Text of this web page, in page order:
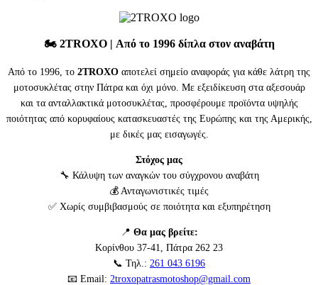
🏍️ 2TROXO| Από το 1996 δίπλα στον αναβάτη
Από το 1996, το 2TROXO αποτελεί σημείο αναφοράς για κάθε λάτρη της
μοτοσυκλέτας στην Πάτρα και όχι μόνο. Με εξειδίκευση στα αξεσουάρ
και τα ανταλλακτικά μοτοσυκλέτας, προσφέρουμε προϊόντα υψηλής
ποιότητας από κορυφαίους κατασκευαστές της Ευρώπης και της Αμερικής,
με δικές μας εισαγωγές.
Στόχος μας
🔧 Κάλυψη των αναγκών του σύγχρονου αναβάτη
💰 Ανταγωνιστικές τιμές
✅ Χωρίς συμβιβασμούς σε ποιότητα και εξυπηρέτηση
📍 Θα μας βρείτε:
Κορίνθου 37-41, Πάτρα 262 23
📞 Τηλ.: 261 043 6196
📧 Email: 2troxopatrasmotoshop@gmail.com